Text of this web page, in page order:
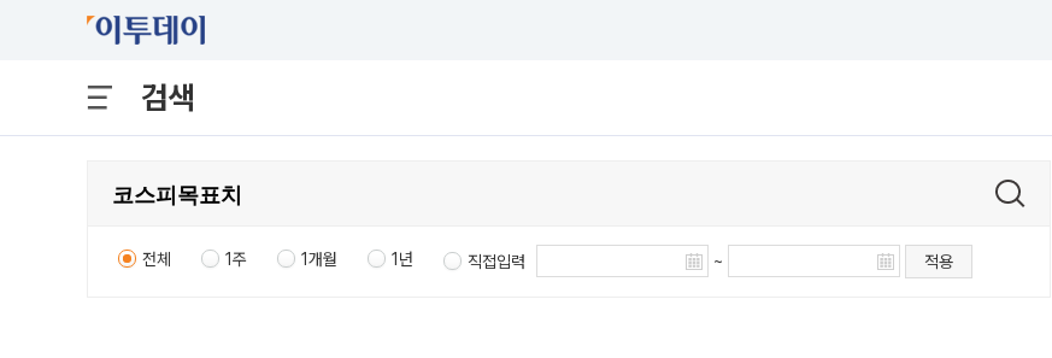
검색
전체 1주 1개월 1년 직접입력 ~ 적용